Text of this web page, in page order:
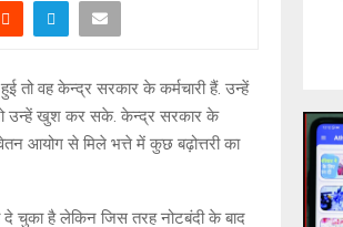
तो वह केन्द्र सरकार के कर्मचारी हैं. उन्हें
उन्हें खुश कर सके. केन्द्र सरकार के
वेतन आयोग से मिले भत्ते में कुछ बढ़ोत्तरी का
दे चुका है लेकिन जिस तरह नोटबंदी के बाद